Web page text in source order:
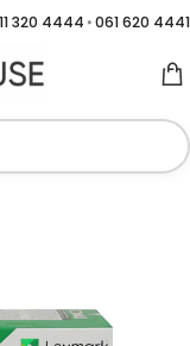
320 4444 •061 620 4441